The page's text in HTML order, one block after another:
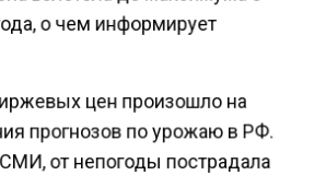
о чем информирует
цен произошло на
прогнозов по урожаю в РФ.
от непогоды пострадала